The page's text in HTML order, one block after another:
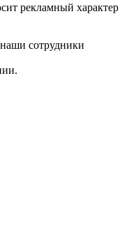
рекламный характер
сотрудники